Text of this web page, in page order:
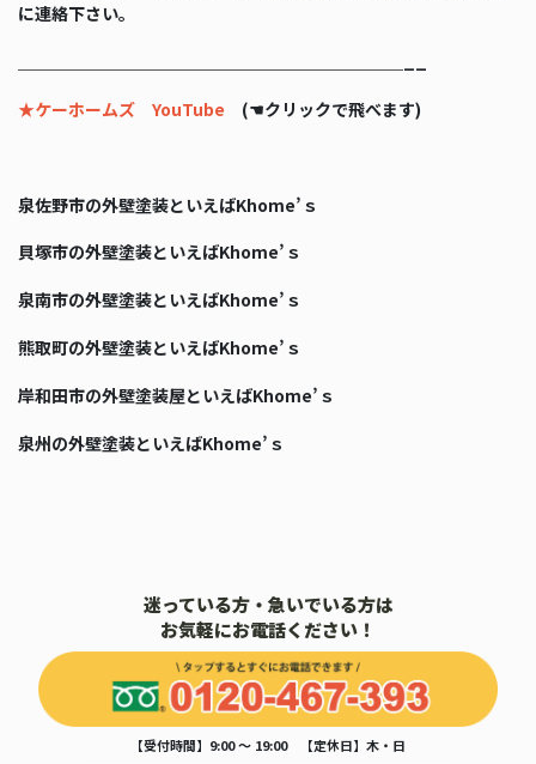
に連絡下さい。
★ケーホームズ YouTube (☚クリックで飛べます)
泉佐野市の外壁塗装といえばKhome’ｓ
貝塚市の外壁塗装といえばKhome’ｓ
泉南市の外壁塗装といえばKhome’ｓ
熊取町の外壁塗装といえばKhome’ｓ
岸和田市の外壁塗装屋といえばKhome’ｓ
泉州の外壁塗装といえばKhome’ｓ
迷っている方・急いでいる方は
お気軽にお電話ください！
【受付時間】9:00 ～ 19:00 【定休日】木・日